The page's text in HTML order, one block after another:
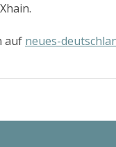
auf neues-